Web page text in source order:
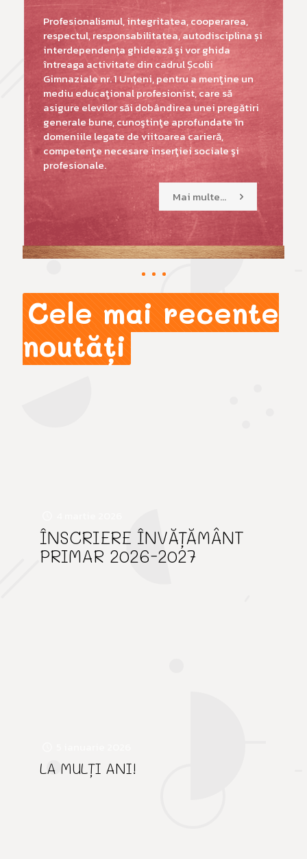
Profesionalismul, integritatea, cooperarea,
respectul, responsabilitatea, autodisciplina și
interdependența ghidează şi vor ghida
întreaga activitate din cadrul Școlii
Gimnaziale nr. 1 Unțeni, pentru a menţine un
mediu educaţional profesionist, care să
asigure elevilor săi dobândirea unei pregătiri
generale bune, cunoştinţe aprofundate în
domeniile legate de viitoarea carieră,
competenţe necesare inserţiei sociale şi
profesionale.
Mai multe...
Cele mai recente
noutăți
ÎNSCRIERE ÎNVĂȚĂMÂNT
PRIMAR 2026-2027
LA MULȚI ANI!